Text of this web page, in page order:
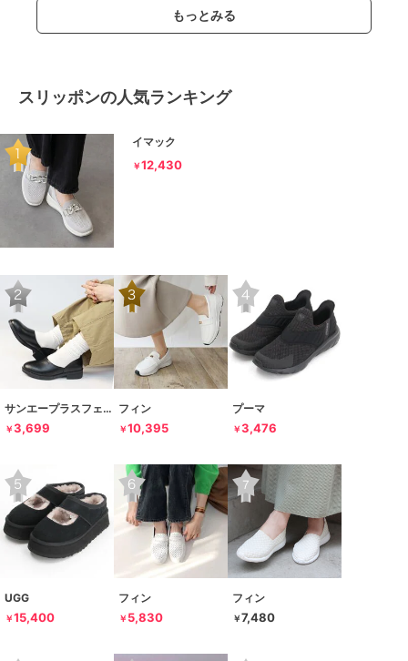
もっとみる
スリッポンの人気ランキング
イマック
￥12,430
サンエープラスフェミニン
￥3,699
フィン
￥10,395
プーマ
￥3,476
UGG
￥15,400
フィン
￥ 5,830
フィン
￥7,480